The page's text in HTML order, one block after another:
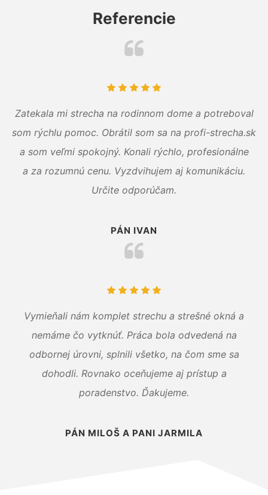
Referencie
Zatekala mi strecha na rodinnom dome a potreboval
som rýchlu pomoc. Obrátil som sa na profi-strecha.sk
a som veľmi spokojný. Konali rýchlo, profesionálne
a za rozumnú cenu. Vyzdvihujem aj komunikáciu.
Určite odporúčam.
PÁN IVAN
Vymieňali nám komplet strechu a strešné okná a
nemáme čo vytknúť. Práca bola odvedená na
odbornej úrovni, splnili všetko, na čom sme sa
dohodli. Rovnako oceňujeme aj prístup a
poradenstvo. Ďakujeme.
PÁN MILOŠ A PANI JARMILA